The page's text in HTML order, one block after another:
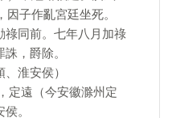
子作亂宮廷坐死。
祿同前。七年八月加祿
，爵除。
淮安侯）
定遠（今安徽滁州定
。